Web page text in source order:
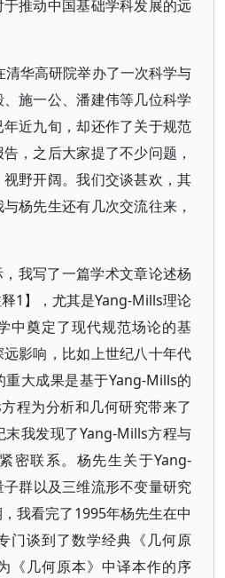
推动中国基础学科发展的远
华高研院举办了一次科学与
施一公、潘建伟等几位科学
近九旬，却还作了关于规范
，之后大家提了不少问题，
野开阔。我们交谈甚欢，其
杨先生还有几次交流往来，
我写了一篇学术文章论述杨
1】，尤其是Yang-Mills理论
中奠定了现代规范场论的基
影响，比如上世纪八十年代
大成果是基于Yang-Mills的
程为分析和几何研究带来了
末我发现了Yang-Mills方程与
密联系。杨先生关于Yang-
群以及三维流形不变量研究
我看完了1995年杨先生在中
门谈到了数学经典《几何原
《几何原本》中译本作的序